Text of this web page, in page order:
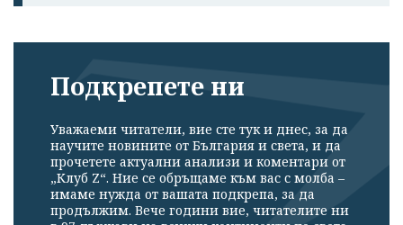
Подкрепете ни
Уважаеми читатели, вие сте тук и днес, за да
научите новините от България и света, и да
прочетете актуални анализи и коментари от
„Клуб Z“. Ние се обръщаме към вас с молба –
имаме нужда от вашата подкрепа, за да
продължим. Вече години вие, читателите ни